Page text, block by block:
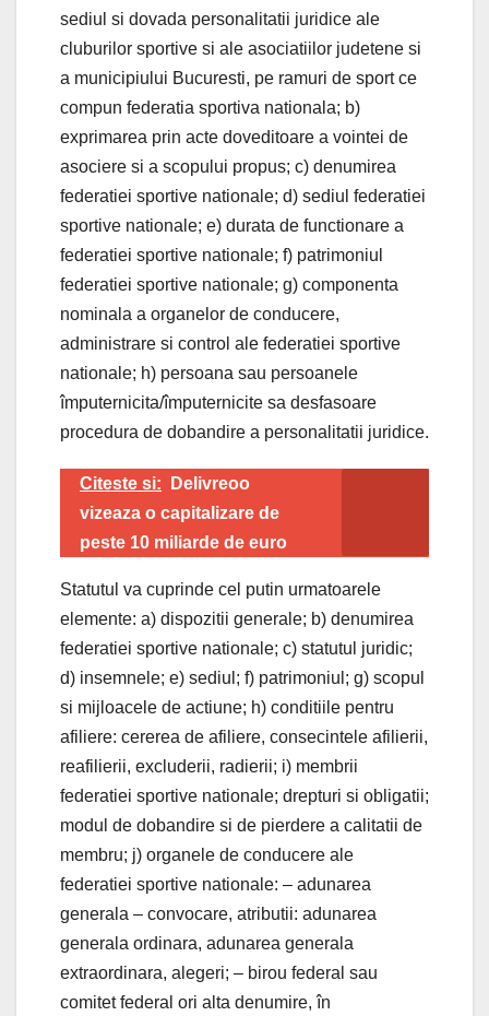
sediul si dovada personalitatii juridice ale
cluburilor sportive si ale asociatiilor judetene si
a municipiului Bucuresti, pe ramuri de sport ce
compun federatia sportiva nationala; b)
exprimarea prin acte doveditoare a vointei de
asociere si a scopului propus; c) denumirea
federatiei sportive nationale; d) sediul federatiei
sportive nationale; e) durata de functionare a
federatiei sportive nationale; f) patrimoniul
federatiei sportive nationale; g) componenta
nominala a organelor de conducere,
administrare si control ale federatiei sportive
nationale; h) persoana sau persoanele
împuternicita/împuternicite sa desfasoare
procedura de dobandire a personalitatii juridice.
Citeste si:
Delivreoo
vizeaza o capitalizare de
peste 10 miliarde de euro
Statutul va cuprinde cel putin urmatoarele
elemente: a) dispozitii generale; b) denumirea
federatiei sportive nationale; c) statutul juridic;
d) insemnele; e) sediul; f) patrimoniul; g) scopul
si mijloacele de actiune; h) conditiile pentru
afiliere: cererea de afiliere, consecintele afilierii,
reafilierii, excluderii, radierii; i) membrii
federatiei sportive nationale; drepturi si obligatii;
modul de dobandire si de pierdere a calitatii de
membru; j) organele de conducere ale
federatiei sportive nationale: – adunarea
generala – convocare, atributii: adunarea
generala ordinara, adunarea generala
extraordinara, alegeri; – birou federal sau
comitet federal ori alta denumire, în